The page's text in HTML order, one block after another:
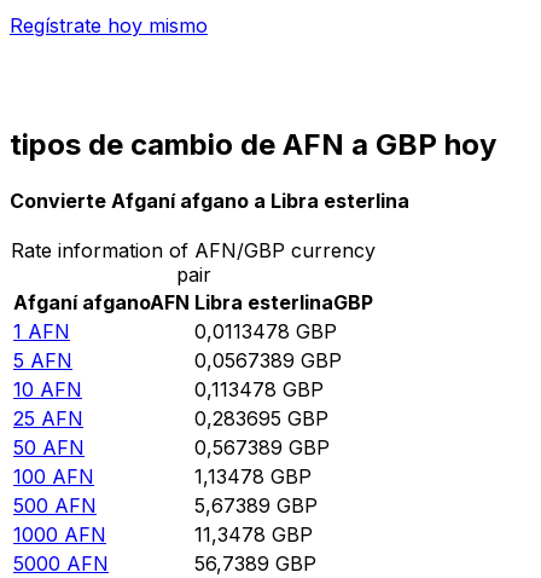
Regístrate hoy mismo
tipos de cambio de AFN a GBP hoy
Convierte Afganí afgano a Libra esterlina
Rate information of AFN/GBP currency
pair
Afganí afganoAFN Libra esterlinaGBP
1 AFN 0,0113478 GBP
5 AFN 0,0567389 GBP
10 AFN 0,113478 GBP
25 AFN 0,283695 GBP
50 AFN 0,567389 GBP
100 AFN 1,13478 GBP
500 AFN 5,67389 GBP
1000 AFN 11,3478 GBP
5000 AFN 56,7389 GBP